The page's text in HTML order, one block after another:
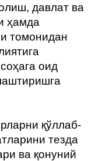
давлат ва
ҳамда
томонидан
оид
қўллаб-
тезда
ва қонуний